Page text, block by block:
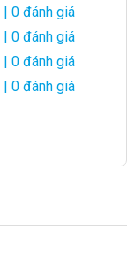
| 0 đánh giá
| 0 đánh giá
| 0 đánh giá
| 0 đánh giá